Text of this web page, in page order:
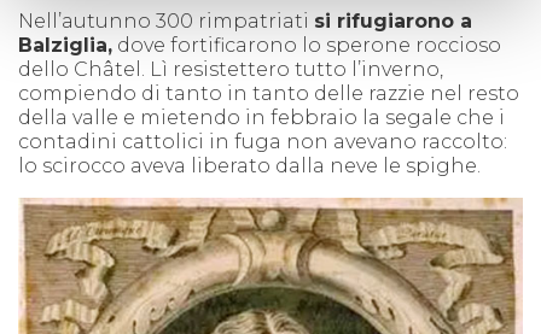
Nell’autunno 300 rimpatriati si rifugiarono a
Balziglia, dove fortificarono lo sperone roccioso
dello Châtel. Lì resistettero tutto l’inverno,
compiendo di tanto in tanto delle razzie nel resto
della valle e mietendo in febbraio la segale che i
contadini cattolici in fuga non avevano raccolto:
lo scirocco aveva liberato dalla neve le spighe.